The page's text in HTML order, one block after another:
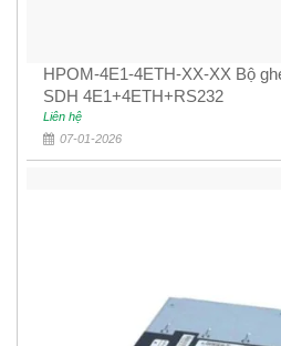
HPOM-4E1-4ETH-XX-XX Bộ
SDH 4E1+4ETH+RS232
Liên hệ
07-01-2026